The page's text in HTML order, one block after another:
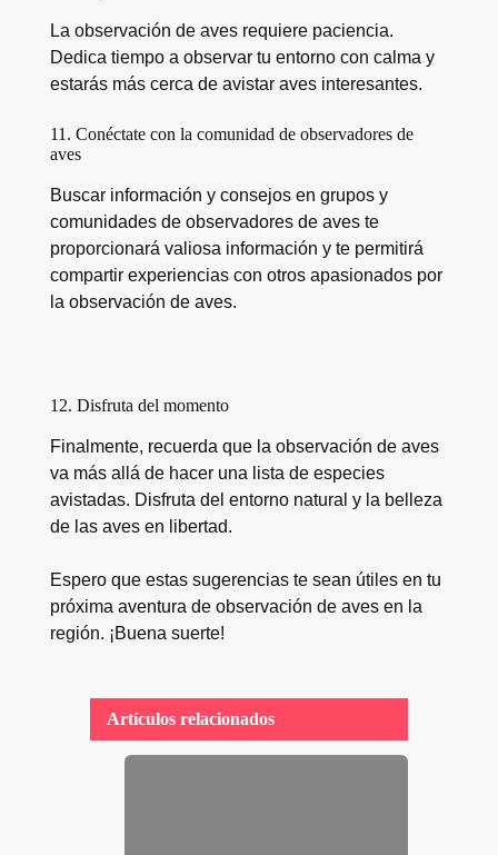
La observación de aves requiere paciencia.
Dedica tiempo a observar tu entorno con calma y
estarás más cerca de avistar aves interesantes.
11. Conéctate con la comunidad de observadores de
aves
Buscar información y consejos en grupos y
comunidades de observadores de aves te
proporcionará valiosa información y te permitirá
compartir experiencias con otros apasionados por
la observación de aves.
12. Disfruta del momento
Finalmente, recuerda que la observación de aves
va más allá de hacer una lista de especies
avistadas. Disfruta del entorno natural y la belleza
de las aves en libertad.
Espero que estas sugerencias te sean útiles en tu
próxima aventura de observación de aves en la
región. ¡Buena suerte!
Artículos relacionados